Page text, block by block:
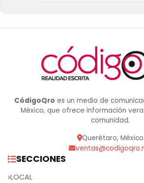
CódigoQro es un medio de
México, que ofrece información
comunidad.
Querétaro, México
SECCIONES
LOCAL